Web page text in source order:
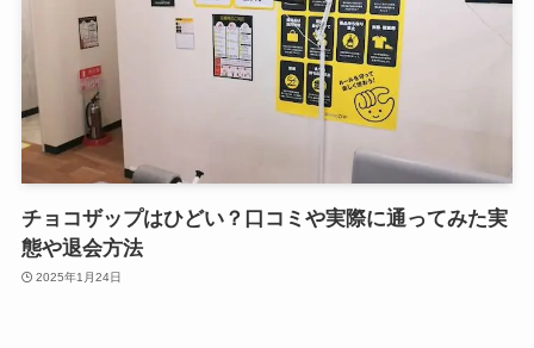
チョコザップはひどい？口コミや実際に通ってみた実
態や退会方法
2025年1月24日